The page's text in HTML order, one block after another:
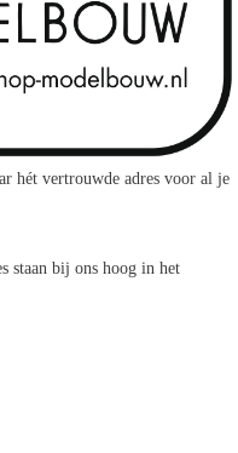
hét vertrouwde adres voor al je
staan bij ons hoog in het